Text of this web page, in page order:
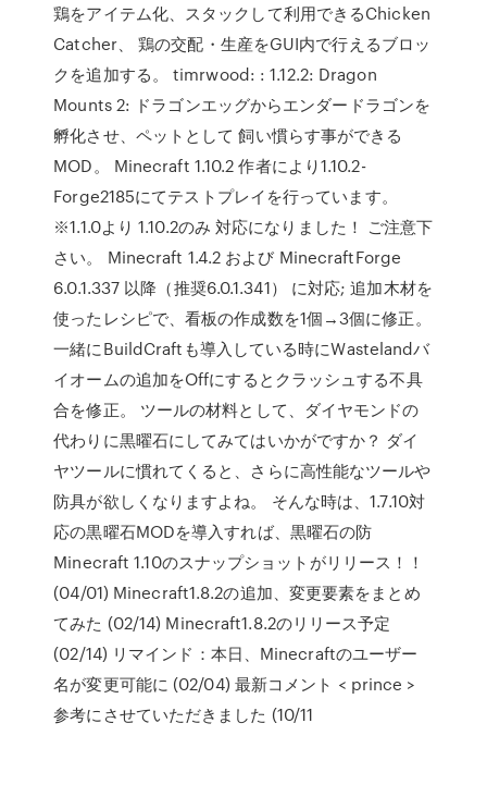
鶏をアイテム化、スタックして利用できるChicken
Catcher、 鶏の交配・生産をGUI内で行えるブロッ
クを追加する。 timrwood: : 1.12.2: Dragon
Mounts 2: ドラゴンエッグからエンダードラゴンを
孵化させ、ペットとして 飼い慣らす事ができる
MOD。 Minecraft 1.10.2 作者により1.10.2-
Forge2185にてテストプレイを行っています。
※1.1.0より 1.10.2のみ 対応になりました！ ご注意下
さい。 Minecraft 1.4.2 および MinecraftForge
6.0.1.337 以降（推奨6.0.1.341） に対応; 追加木材を
使ったレシピで、看板の作成数を1個→3個に修正。
一緒にBuildCraftも導入している時にWastelandバ
イオームの追加をOffにするとクラッシュする不具
合を修正。 ツールの材料として、ダイヤモンドの
代わりに黒曜石にしてみてはいかがですか？ ダイ
ヤツールに慣れてくると、さらに高性能なツールや
防具が欲しくなりますよね。 そんな時は、1.7.10対
応の黒曜石MODを導入すれば、黒曜石の防
Minecraft 1.10のスナップショットがリリース！！
(04/01) Minecraft1.8.2の追加、変更要素をまとめ
てみた (02/14) Minecraft1.8.2のリリース予定
(02/14) リマインド：本日、Minecraftのユーザー
名が変更可能に (02/04) 最新コメント < prince >
参考にさせていただきました (10/11